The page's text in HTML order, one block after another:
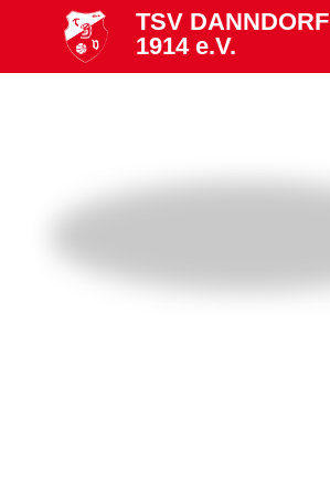
TSV DANNDORF
1914 e.V.